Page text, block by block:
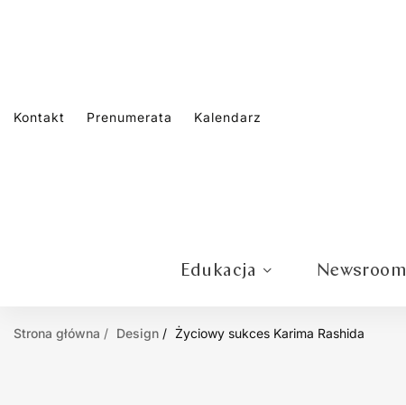
Kontakt Prenumerata Kalendarz
Edukacja Newsroom
Strona główna Design Życiowy sukces Karima Rashida